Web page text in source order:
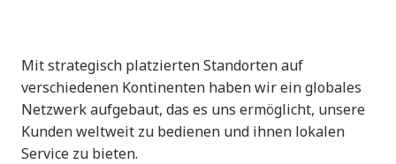
Mit strategisch platzierten Standorten auf
verschiedenen Kontinenten haben wir ein globales
Netzwerk aufgebaut, das es uns ermöglicht, unsere
Kunden weltweit zu bedienen und ihnen lokalen
Service zu bieten.